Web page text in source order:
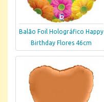
Balão Foil Holográfico Happy
Birthday Flores 46cm